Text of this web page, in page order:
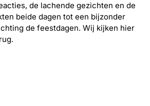
de lachende gezichten en de
beide dagen tot een bijzonder
de feestdagen. Wij kijken hier